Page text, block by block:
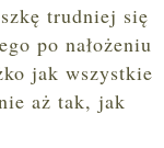
trudniej się
po nałożeniu
jak wszystkie
aż tak, jak